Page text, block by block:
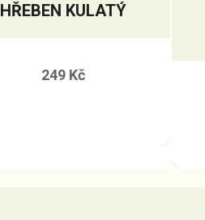
HŘEBEN KULATÝ
249 Kč